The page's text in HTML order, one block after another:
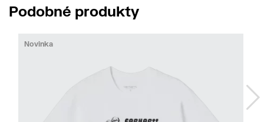
Podobné produkty
Novinka